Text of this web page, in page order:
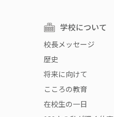
学校について
校長メッセージ
歴史
将来に向けて
こころの教育
在校生の一日